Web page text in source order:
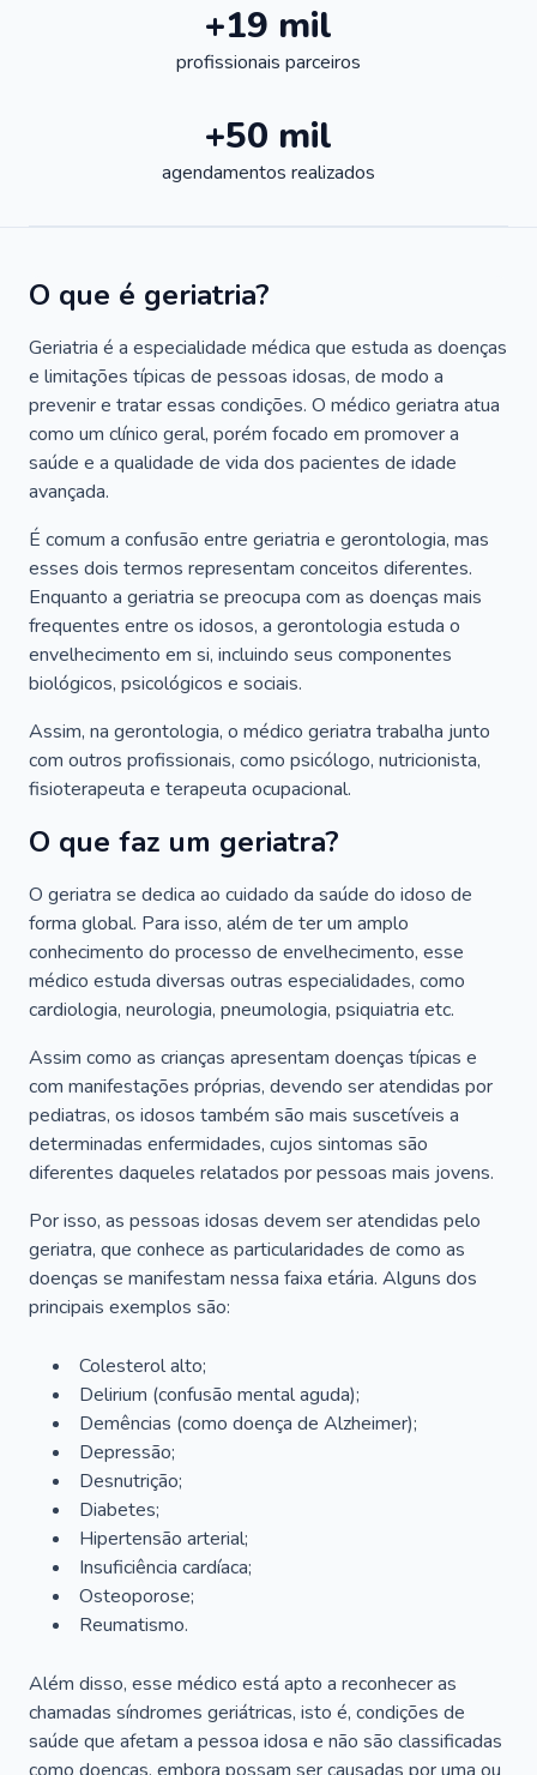
+19 mil
profissionais parceiros
+50 mil
agendamentos realizados
O que é geriatria?
Geriatria é a especialidade médica que estuda as doenças
e limitações típicas de pessoas idosas, de modo a
prevenir e tratar essas condições. O médico geriatra atua
como um clínico geral, porém focado em promover a
saúde e a qualidade de vida dos pacientes de idade
avançada.
É comum a confusão entre geriatria e gerontologia, mas
esses dois termos representam conceitos diferentes.
Enquanto a geriatria se preocupa com as doenças mais
frequentes entre os idosos, a gerontologia estuda o
envelhecimento em si, incluindo seus componentes
biológicos, psicológicos e sociais.
Assim, na gerontologia, o médico geriatra trabalha junto
com outros profissionais, como psicólogo, nutricionista,
fisioterapeuta e terapeuta ocupacional.
O que faz um geriatra?
O geriatra se dedica ao cuidado da saúde do idoso de
forma global. Para isso, além de ter um amplo
conhecimento do processo de envelhecimento, esse
médico estuda diversas outras especialidades, como
cardiologia, neurologia, pneumologia, psiquiatria etc.
Assim como as crianças apresentam doenças típicas e
com manifestações próprias, devendo ser atendidas por
pediatras, os idosos também são mais suscetíveis a
determinadas enfermidades, cujos sintomas são
diferentes daqueles relatados por pessoas mais jovens.
Por isso, as pessoas idosas devem ser atendidas pelo
geriatra, que conhece as particularidades de como as
doenças se manifestam nessa faixa etária. Alguns dos
principais exemplos são:
Colesterol alto;
Delirium (confusão mental aguda);
Demências (como doença de Alzheimer);
Depressão;
Desnutrição;
Diabetes;
Hipertensão arterial;
Insuficiência cardíaca;
Osteoporose;
Reumatismo.
Além disso, esse médico está apto a reconhecer as
chamadas síndromes geriátricas, isto é, condições de
saúde que afetam a pessoa idosa e não são classificadas